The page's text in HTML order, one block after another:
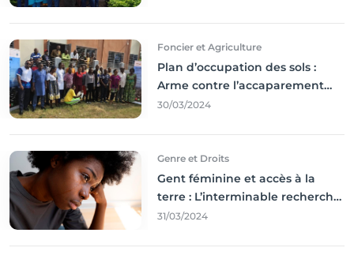
Foncier et Agriculture
Plan d’occupation des sols :
Arme contre l’accaparement
des terres
30/03/2024
Genre et Droits
Gent féminine et accès à la
terre : L’interminable recherche
des droits
31/03/2024